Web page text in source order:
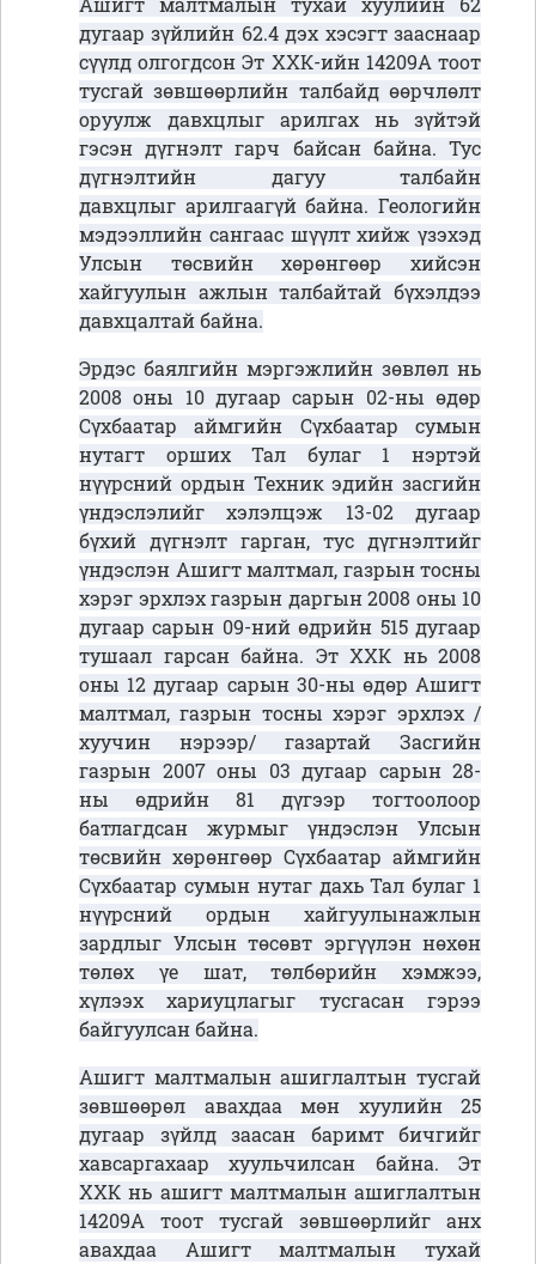
дугаар зүйлийн 62.4 дэх хэсэгт зааснаар
сүүлд олгогдсон Эт ХХК-ийн 14209А тоот
тусгай зөвшөөрлийн талбайд өөрчлөлт
оруулж давхцлыг арилгах нь зүйтэй
гэсэн дүгнэлт гарч байсан байна. Тус
дүгнэлтийн дагуу талбайн
давхцлыг арилгаагүй байна. Геологийн
мэдээллийн сангаас шүүлт хийж үзэхэд
Улсын төсвийн хөрөнгөөр хийсэн
хайгуулын ажлын талбайтай бүхэлдээ
давхцалтай байна.
Эрдэс баялгийн мэргэжлийн зөвлөл нь
2008 оны 10 дугаар сарын 02-ны өдөр
Сүхбаатар аймгийн Сүхбаатар сумын
нутагт орших Тал булаг 1 нэртэй
нүүрсний ордын Техник эдийн засгийн
үндэслэлийг хэлэлцэж 13-02 дугаар
бүхий дүгнэлт гарган, тус дүгнэлтийг
үндэслэн Ашигт малтмал, газрын тосны
хэрэг эрхлэх газрын даргын 2008 оны 10
дугаар сарын 09-ний өдрийн 515 дугаар
тушаал гарсан байна. Эт ХХК нь 2008
оны 12 дугаар сарын 30-ны өдөр Ашигт
малтмал, газрын тосны хэрэг эрхлэх /
хуучин нэрээр/ газартай Засгийн
газрын 2007 оны 03 дугаар сарын 28-
ны өдрийн 81 дүгээр тогтоолоор
батлагдсан журмыг үндэслэн Улсын
төсвийн хөрөнгөөр Сүхбаатар аймгийн
Сүхбаатар сумын нутаг дахь Тал булаг 1
нүүрсний ордын хайгуулынажлын
зардлыг Улсын төсөвт эргүүлэн нөхөн
төлөх үе шат, төлбөрийн хэмжээ,
хүлээх хариуцлагыг тусгасан гэрээ
байгуулсан байна.
Ашигт малтмалын ашиглалтын тусгай
зөвшөөрөл авахдаа мөн хуулийн 25
дугаар зүйлд заасан баримт бичгийг
хавсаргахаар хуульчилсан байна. Эт
ХХК нь ашигт малтмалын ашиглалтын
14209А тоот тусгай зөвшөөрлийг анх
авахдаа Ашигт малтмалын тухай